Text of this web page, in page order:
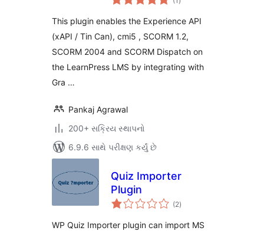
રેટિંગ્સ
This plugin enables the Experience API
(xAPI / Tin Can), cmi5 , SCORM 1.2,
SCORM 2004 and SCORM Dispatch on
the LearnPress LMS by integrating with
Gra …
Pankaj Agrawal
200+ સક્રિય સ્થાપનો
6.9.6 સાથે પરીક્ષણ કર્યું છે
Quiz Importer
Plugin
(2કુલ
રેટિંગ્સ
)
WP Quiz Importer plugin can import MS